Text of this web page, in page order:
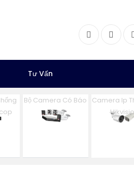
Facebook
Tư Vấn
Bộ Camera Có Báo
Đông
Camera Ip